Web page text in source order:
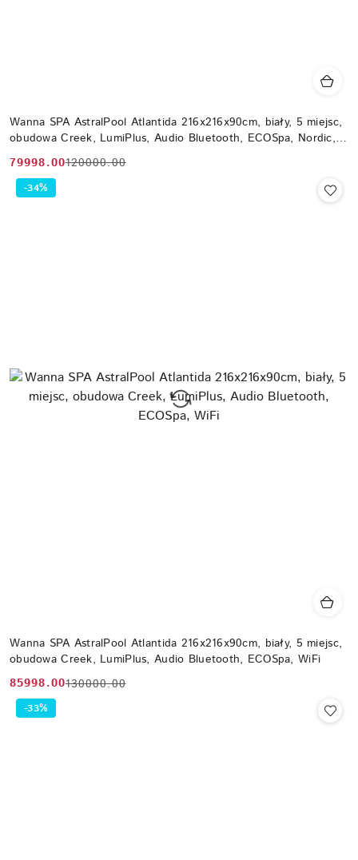
Wanna SPA AstralPool Atlantida 216x216x90cm, biały, 5 miejsc,
obudowa Creek, LumiPlus, Audio Bluetooth, ECOSpa, Nordic,
WiFi
Cena
promocyjna:
79998.00
Cena
przed
120000.00
Wanna SPA AstralPool Atlantida 216x216x90cm, biały, 5 miejsc,
obudowa Creek, LumiPlus, Audio Bluetooth, ECOSpa, WiFi
Cena
promocyjna:
85998.00
Cena
przed
130000.00
-34%
-33%